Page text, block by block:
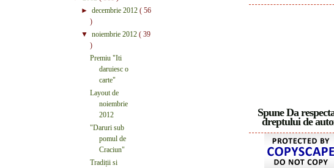
Spune Da
dreptului de
► decembrie 2012 ( 56
)
▼ noiembrie 2012 ( 39
)
Premiu "Iti
daruiesc o
carte"
Layout de
noiembrie
2012
"Daruri sub
pomul de
Craciun"
Tradiții si